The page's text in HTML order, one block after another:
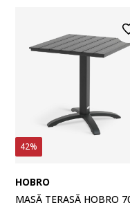
42%
HOBRO
MASĂ TERASĂ HOBRO